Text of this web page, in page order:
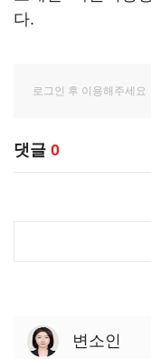
다.
댓글 0
변소인